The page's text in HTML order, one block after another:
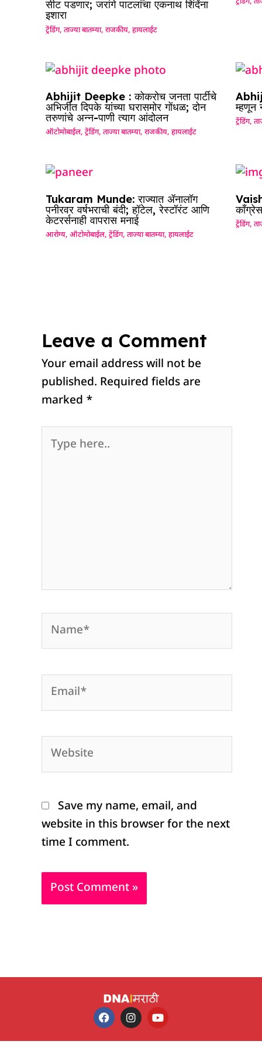
सीट पडणार; जरांगे पाटलांचा एकनाथ शिंदेंना
इशारा
ट्रेंडिंग,ताज्या बातम्या,राजकीय,हायलाईट
Abhijit Deepke : कोकरोच जनता पार्टीचे
अभिजीत दिपके यांच्या घरासमोर गोंधळ; दोन
तरुणांचे अन्न-पाणी त्याग आंदोलन
ऑटोमोबाईल,ट्रेंडिंग,ताज्या बातम्या,राजकीय,हायलाईट
म्हणून
ट्रेंडिंग,
Tukaram Munde: राज्यात ॲनालॉग
पनीरवर वर्षभराची बंदी; हॉटेल, रेस्टॉरंट आणि
केटरर्सनाही वापरास मनाई
आरोग्य,ऑटोमोबाईल,ट्रेंडिंग,ताज्या बातम्या,हायलाईट
ट्रेंडिंग,
Leave a Comment
Your email address will not be
published. Required fields are
marked *
here..
Email*
Website
Save my name, email, and
website in this browser for the next
time I comment.
F
a
c
e
I
n
s
t
Y
o
u
t